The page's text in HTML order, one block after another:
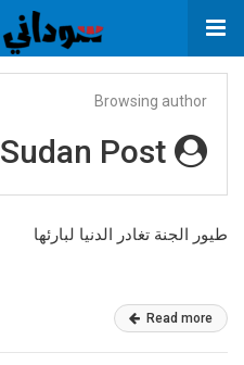
Browsing author
Sudan Post
طيور الجنة تغادر الدنيا لبارئها
Read more